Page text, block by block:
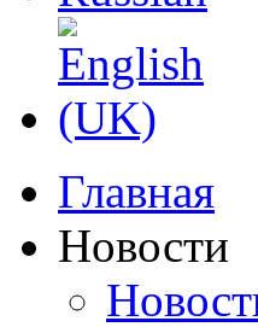
Главная
Новости